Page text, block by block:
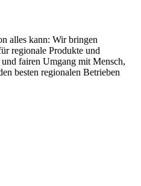
alles kann: Wir bringen
regionale Produkte und
fairen Umgang mit Mensch,
besten regionalen Betrieben